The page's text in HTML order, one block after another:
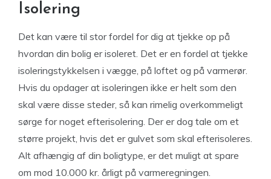
Isolering
Det kan være til stor fordel for dig at tjekke op på
hvordan din bolig er isoleret. Det er en fordel at tjekke
isoleringstykkelsen i vægge, på loftet og på varmerør.
Hvis du opdager at isoleringen ikke er helt som den
skal være disse steder, så kan rimelig overkommeligt
sørge for noget efterisolering. Der er dog tale om et
større projekt, hvis det er gulvet som skal efterisoleres.
Alt afhængig af din boligtype, er det muligt at spare
om mod 10.000 kr. årligt på varmeregningen.